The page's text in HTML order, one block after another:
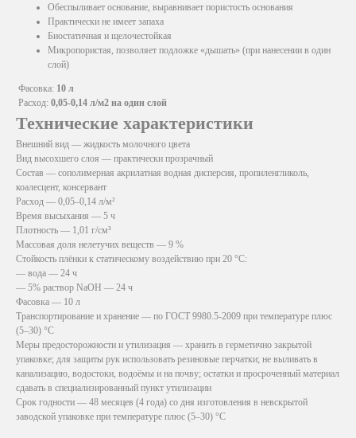
Обеспыливает основание, выравнивает пористость основания
Практически не имеет запаха
Биостатичная и щелочестойкая
Микропористая, позволяет подложке «дышать» (при нанесении в один
слой)
Фасовка: 10 л
Расход: 0,05-0,14 л/м2 на один слой
Технические характеристики
Внешний вид — жидкость молочного цвета
Вид высохшего слоя — практически прозрачный
Состав — сополимерная акрилатная водная дисперсия, пропиленгликоль,
коалесцент, консервант
Расход — 0,05–0,14 л/м²
Время высыхания — 5 ч
Плотность — 1,01 г/см³
Массовая доля нелетучих веществ — 9 %
Стойкость плёнки к статическому воздействию при 20 °C:
— вода — 24 ч
— 5% раствор NaOH — 24 ч
Фасовка — 10 л
Транспортирование и хранение — по ГОСТ 9980.5-2009 при температуре плюс
(5–30) °C
Меры предосторожности и утилизация — хранить в герметично закрытой
упаковке; для защиты рук использовать резиновые перчатки; не выливать в
канализацию, водостоки, водоёмы и на почву; остатки и просроченный материал
сдавать в специализированный пункт утилизации
Срок годности — 48 месяцев (4 года) со дня изготовления в невскрытой
заводской упаковке при температуре плюс (5–30) °C